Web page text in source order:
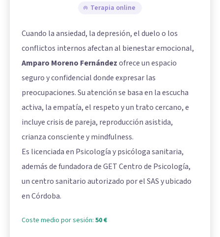
Terapia online
Cuando la ansiedad, la depresión, el duelo o los
conflictos internos afectan al bienestar emocional,
Amparo Moreno Fernándezofrece un espacio
seguro y confidencial donde expresar las
preocupaciones. Su atención se basa en la escucha
activa, la empatía, el respeto y un trato cercano, e
incluye crisis de pareja, reproducción asistida,
crianza consciente y mindfulness.
Es licenciada en Psicología y psicóloga sanitaria,
además de fundadora de GET Centro de Psicología,
un centro sanitario autorizado por el SAS y ubicado
en Córdoba.
Coste medio por sesión: 50 €